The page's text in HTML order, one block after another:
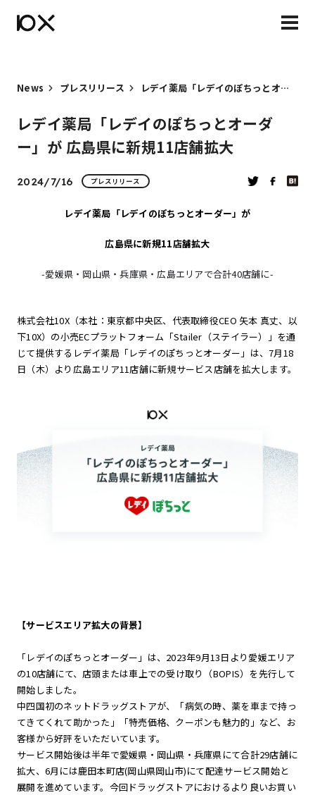
News プレスリリース レデイ薬局「レデイのぽちっとオーダー」が 広島県に新規11店舗拡大
レデイ薬局「レデイのぽちっとオーダ
ー」が 広島県に新規11店舗拡大
2024/7/16 プレスリリース
レデイ薬局「レデイのぽちっとオーダー」が
広島県に新規11店舗拡大
-愛媛県・岡山県・兵庫県・広島エリアで合計40店舗に-
株式会社10X（本社：東京都中央区、代表取締役CEO 矢本 真丈、以
下10X）の小売ECプラットフォーム「Stailer（ステイラー）」を通
じて提供するレデイ薬局「レデイのぽちっとオーダー」は、7月18
日（木）より広島エリア11店舗に新規サービス店舗を拡大します。
【サービスエリア拡大の背景】
「レデイのぽちっとオーダー」は、2023年9月13日より愛媛エリア
の10店舗にて、店頭または車上での受け取り（BOPIS）を先行して
開始しました。
中四国初のネットドラッグストアが、「病気の時、薬を車まで持っ
てきてくれて助かった」「特売価格、クーポンも魅力的」など、お
客様から好評をいただいています。
サービス開始後は半年で愛媛県・岡山県・兵庫県にて合計29店舗に
拡大、6月には鹿田本町店(岡山県岡山市)にて配達サービス開始と
展開を進めています。今回ドラッグストアにおけるより良いお買い